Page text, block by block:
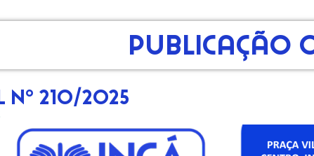
Publicação
Nº 210/2025